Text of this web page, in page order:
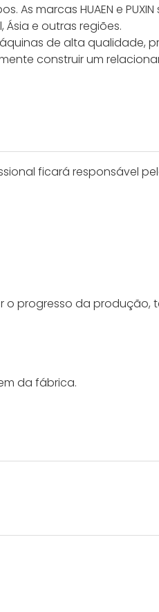
marcas HUAEN e
Ásia e outras regiões.
de alta qualidade,
construir um
ficará responsável
progresso da produção,
da fábrica.